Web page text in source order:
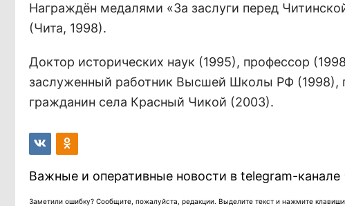
Награждён медалями «За заслуги перед
(Чита, 1998).
Доктор исторических наук (1995), профессор
заслуженный работник Высшей Школы РФ (1998),
гражданин села Красный Чикой (2003).
Важные и оперативные новости в telegram-канале
Заметили ошибку? Сообщите, пожалуйста, редакции. Выделите текст и нажмите